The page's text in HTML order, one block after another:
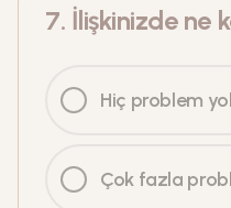
7. İlişkinizde ne
Hiç problem
Çok fazla